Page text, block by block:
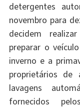
detergentes
novembro para
decidem
preparar o
inverno e a
proprietários de
lavagens
fornecidos